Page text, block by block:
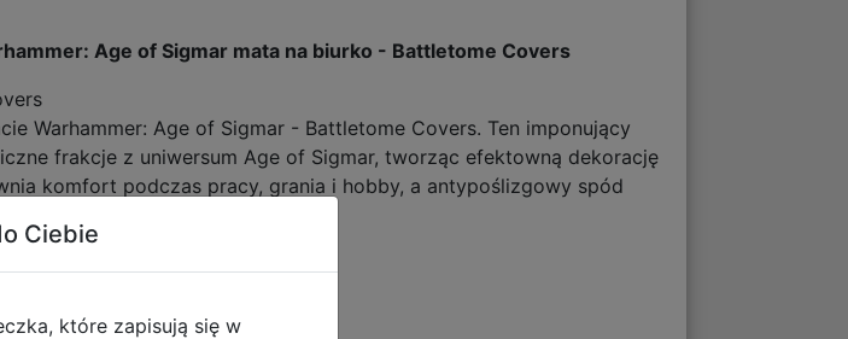
Age of Sigmar mata na biurko - Battletome Covers
Warhammer: Age of Sigmar - Battletome Covers. Ten imponujący
frakcje z uniwersum Age of Sigmar, tworząc efektowną dekorację
komfort podczas pracy, grania i hobby, a antypoślizgowy spód
Ciebie
które zapisują się w